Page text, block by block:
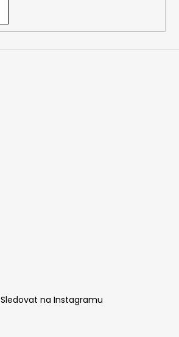
Sledovat na Instagramu